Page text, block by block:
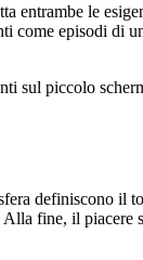
entrambe le
come episodi di
sul piccolo
definiscono il
fine, il piacere